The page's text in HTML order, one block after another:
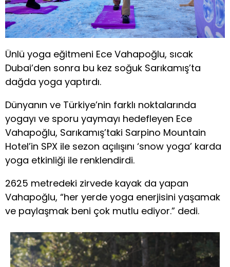
Ünlü yoga eğitmeni Ece Vahapoğlu, sıcak
Dubai’den sonra bu kez soğuk Sarıkamış’ta
dağda yoga yaptırdı.
Dünyanın ve Türkiye’nin farklı noktalarında
yogayı ve sporu yaymayı hedefleyen Ece
Vahapoğlu, Sarıkamış’taki Sarpino Mountain
Hotel’in SPX ile sezon açılışını ‘snow yoga’ karda
yoga etkinliği ile renklendirdi.
2625 metredeki zirvede kayak da yapan
Vahapoğlu, “her yerde yoga enerjisini yaşamak
ve paylaşmak beni çok mutlu ediyor.” dedi.